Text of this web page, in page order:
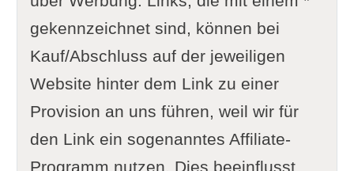
gekennzeichnet sind, können bei
Kauf/Abschluss auf der jeweiligen
Website hinter dem Link zu einer
Provision an uns führen, weil wir für
den Link ein sogenanntes Affiliate-
Programm nutzen. Dies beeinflusst